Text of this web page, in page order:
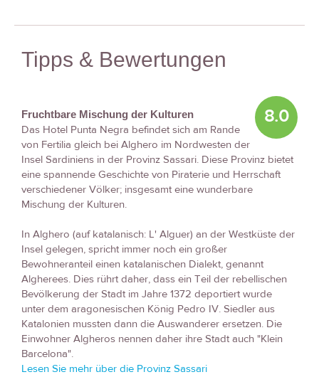
Tipps & Bewertungen
8.0
Fruchtbare Mischung der Kulturen
Das Hotel Punta Negra befindet sich am Rande
von Fertilia gleich bei Alghero im Nordwesten der
Insel Sardiniens in der Provinz Sassari. Diese Provinz bietet
eine spannende Geschichte von Piraterie und Herrschaft
verschiedener Völker; insgesamt eine wunderbare
Mischung der Kulturen.
In Alghero (auf katalanisch: L' Alguer) an der Westküste der
Insel gelegen, spricht immer noch ein großer
Bewohneranteil einen katalanischen Dialekt, genannt
Algherees. Dies rührt daher, dass ein Teil der rebellischen
Bevölkerung der Stadt im Jahre 1372 deportiert wurde
unter dem aragonesischen König Pedro IV. Siedler aus
Katalonien mussten dann die Auswanderer ersetzen. Die
Einwohner Algheros nennen daher ihre Stadt auch "Klein
Barcelona".
Lesen Sie mehr über die Provinz Sassari